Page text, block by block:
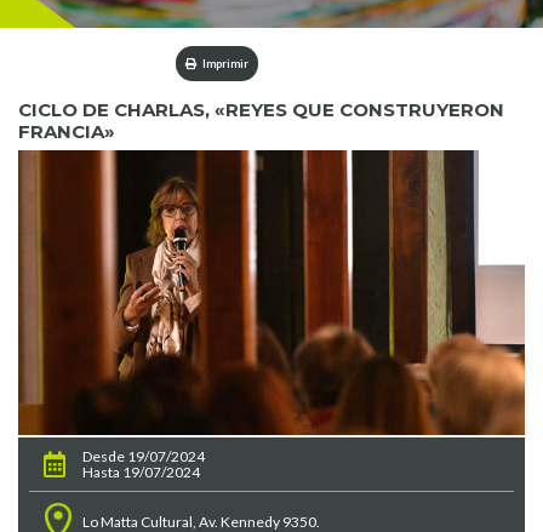
Imprimir
CICLO DE CHARLAS, «REYES QUE CONSTRUYERON
FRANCIA»
Desde 19/07/2024
Hasta 19/07/2024
Lo Matta Cultural, Av. Kennedy 9350.